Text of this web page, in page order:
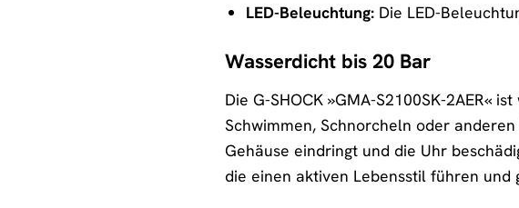
LED-Beleuchtung:Die LED-
Wasserdicht bis 20 Bar
Die G-SHOCK »GMA-S2100SK-2AER«
Schwimmen, Schnorcheln oder
Gehäuse eindringt und die Uhr
die einen aktiven Lebensstil führen und